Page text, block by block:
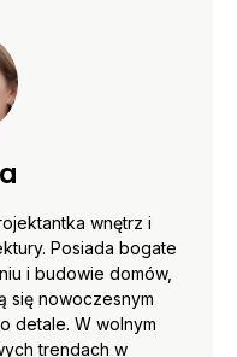
wnętrz i
Posiada bogate
i budowie domów,
się nowoczesnym
detale. W wolnym
trendach w